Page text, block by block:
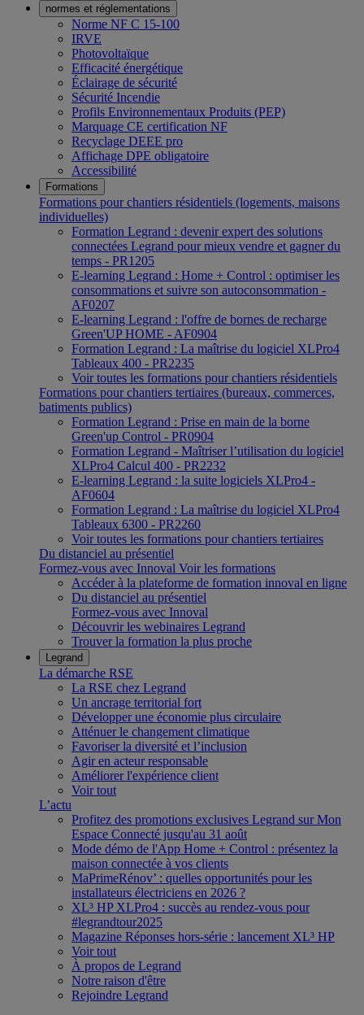
normes et réglementations
Norme NF C 15-100
IRVE
Photovoltaïque
Efficacité énergétique
Éclairage de sécurité
Sécurité Incendie
Profils Environnementaux Produits (PEP)
Marquage CE certification NF
Recyclage DEEE pro
Affichage DPE obligatoire
Accessibilité
Formations
Formations pour chantiers résidentiels (logements, maisons
individuelles)
Formation Legrand : devenir expert des solutions
connectées Legrand pour mieux vendre et gagner du
temps - PR1205
E-learning Legrand : Home + Control : optimiser les
consommations et suivre son autoconsommation -
AF0207
E-learning Legrand : l'offre de bornes de recharge
Green'UP HOME - AF0904
Formation Legrand : La maîtrise du logiciel XLPro4
Tableaux 400 - PR2235
Voir toutes les formations pour chantiers résidentiels
Formations pour chantiers tertiaires (bureaux, commerces,
batiments publics)
Formation Legrand : Prise en main de la borne
Green'up Control - PR0904
Formation Legrand - Maîtriser l’utilisation du logiciel
XLPro4 Calcul 400 - PR2232
E-learning Legrand : la suite logiciels XLPro4 -
AF0604
Formation Legrand : La maîtrise du logiciel XLPro4
Tableaux 6300 - PR2260
Voir toutes les formations pour chantiers tertiaires
Du distanciel au présentiel
Formez-vous avec Innoval Voir les formations
Accéder à la plateforme de formation innoval en ligne
Du distanciel au présentiel
Formez-vous avec Innoval
Découvrir les webinaires Legrand
Trouver la formation la plus proche
Legrand
La démarche RSE
La RSE chez Legrand
Un ancrage territorial fort
Développer une économie plus circulaire
Atténuer le changement climatique
Favoriser la diversité et l’inclusion
Agir en acteur responsable
Améliorer l'expérience client
Voir tout
L’actu
Profitez des promotions exclusives Legrand sur Mon
Espace Connecté jusqu'au 31 août
Mode démo de l'App Home + Control : présentez la
maison connectée à vos clients
MaPrimeRénov’ : quelles opportunités pour les
installateurs électriciens en 2026 ?
XL³ HP XLPro4 : succès au rendez-vous pour
#legrandtour2025
Magazine Réponses hors-série : lancement XL³ HP
Voir tout
À propos de Legrand
Notre raison d'être
Rejoindre Legrand